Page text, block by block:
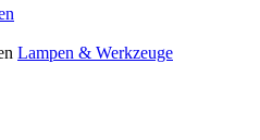
Lampen & Werkzeuge